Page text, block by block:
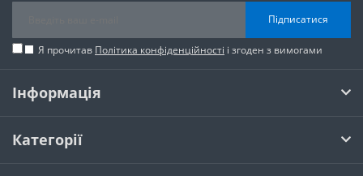
Підписатися
Я прочитав Політика конфіденційності і згоден з вимогами
Інформація
Категорії